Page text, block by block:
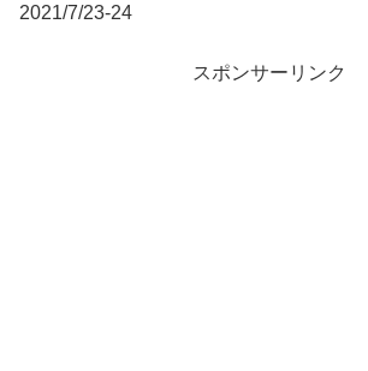
2021/7/23-24
スポンサーリンク